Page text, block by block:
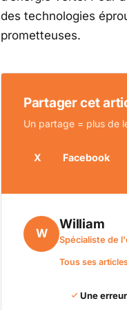
des technologies
prometteuses.
Partager cet
Un partage = plus de
X Facebook
W
William
Spécialiste de
Tous ses
Une